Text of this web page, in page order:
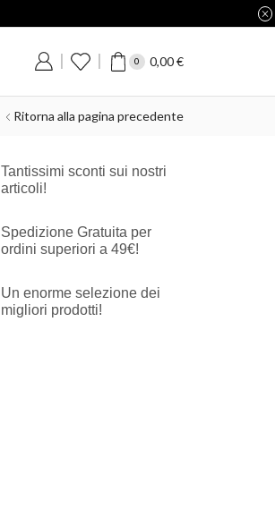
0 0,00€
Ritorna alla pagina precedente
Tantissimi sconti sui nostri
articoli!
Spedizione Gratuita per
ordini superiori a 49€!
Un enorme selezione dei
migliori prodotti!